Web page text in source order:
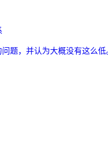
，并认为大概没有这么